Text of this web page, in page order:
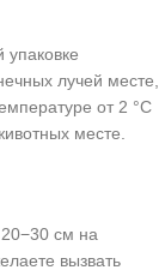
упаковке
лучей месте,
от 2 °C
месте.
см на
вызвать